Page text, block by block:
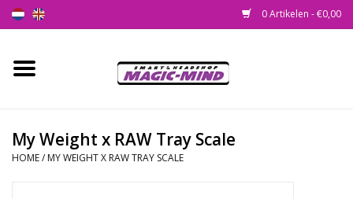
0 Artikelen - €0,00
Home
Smartshop
My Weight x RAW Tray Scale
HOME/ MY WEIGHT X RAW TRAY SCALE